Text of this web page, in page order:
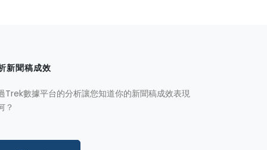
新聞稿成效
Trek數據平台的分析讓您知道你的新聞稿成效表現
？